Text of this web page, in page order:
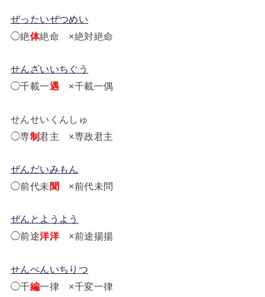
ぜったいぜつめい
◯絶体絶命 ×絶対絶命
せんざいいちぐう
◯千載一遇 ×千載一偶
せんせいくんしゅ
◯専制君主 ×専政君主
ぜんだいみもん
◯前代未 聞 ×前代未問
ぜんとようよう
◯前途洋洋×前途揚揚
せんぺんいちりつ
◯千編一律 ×千変一律